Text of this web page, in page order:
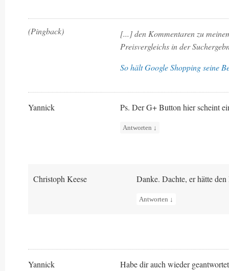
(Pingback)
[...] den Kommentaren zu
Preisvergleichs in der
So hält Google Shopping seine
Yannick Ps. Der G+ Button hier scheint
Antworten ↓
Christoph Keese Danke. Dachte, er hätte
Antworten ↓
Yannick
Habe dir auch wieder